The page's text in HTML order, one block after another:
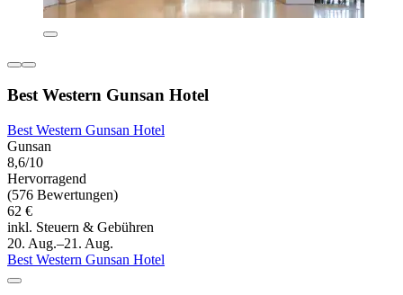
Best Western Gunsan Hotel
Best Western Gunsan Hotel
Gunsan
8,6/10
Hervorragend
(576 Bewertungen)
62 €
inkl. Steuern & Gebühren
20. Aug.–21. Aug.
Best Western Gunsan Hotel